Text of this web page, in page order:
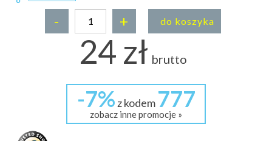
- + do koszyka
24 zł brutto
-7% z kodem 777
zobacz inne promocje »